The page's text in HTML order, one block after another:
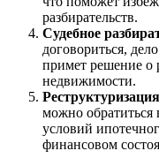
разбирательств.
Судебное
договориться,
примет решение о
недвижимости.
можно обратиться
условий
финансовом